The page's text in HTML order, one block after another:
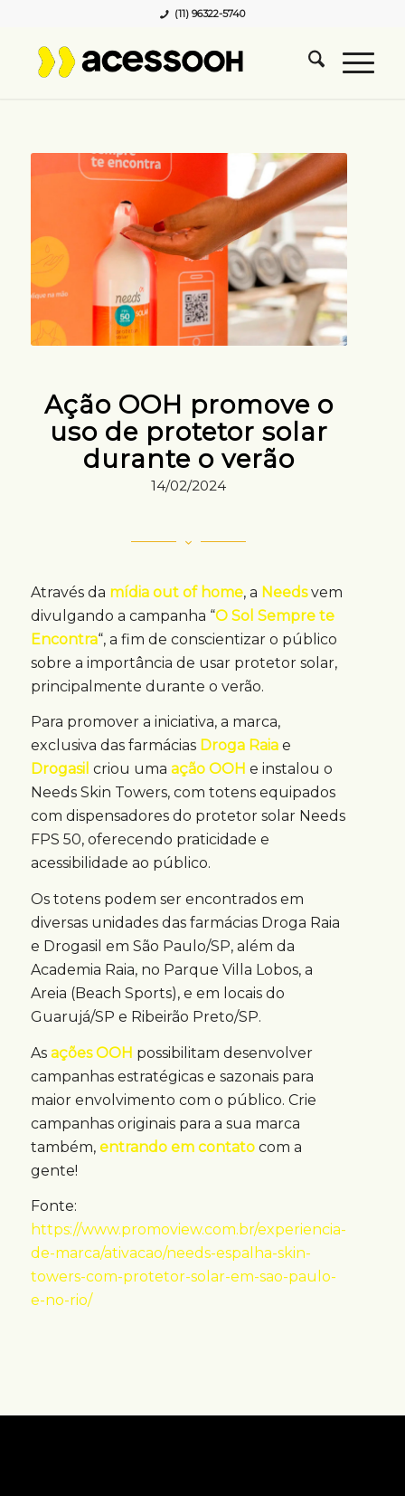
(11) 96322-5740
Ação OOH promove o
uso de protetor solar
durante o verão
14/02/2024
Através da mídia out of home, a Needsvem
divulgando a campanha “O Sol Sempre te
Encontra“, a fim de conscientizar o público
sobre a importância de usar protetor solar,
principalmente durante o verão.
Para promover a iniciativa, a marca,
exclusiva das farmácias Droga Raiae
Drogasil criou uma ação OOH e instalou o
Needs Skin Towers, com totens equipados
com dispensadores do protetor solar Needs
FPS 50, oferecendo praticidade e
acessibilidade ao público.
Os totens podem ser encontrados em
diversas unidades das farmácias Droga Raia
e Drogasil em São Paulo/SP, além da
Academia Raia, no Parque Villa Lobos, a
Areia (Beach Sports), e em locais do
Guarujá/SP e Ribeirão Preto/SP.
As ações OOH possibilitam desenvolver
campanhas estratégicas e sazonais para
maior envolvimento com o público. Crie
campanhas originais para a sua marca
também, entrando em contatocom a
gente!
Fonte:
https://www.promoview.com.br/experiencia-
de-marca/ativacao/needs-espalha-skin-
towers-com-protetor-solar-em-sao-paulo-
e-no-rio/